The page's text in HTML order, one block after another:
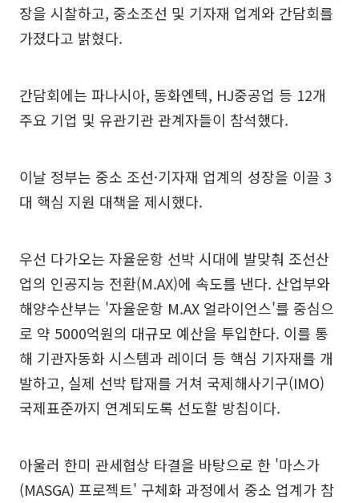
장을 시찰하고, 중소조선 및 기자재 업계와 간담회를
가졌다고 밝혔다.
간담회에는 파나시아, 동화엔텍, HJ중공업 등 12개
주요 기업 및 유관기관 관계자들이 참석했다.
이날 정부는 중소 조선·기자재 업계의 성장을 이끌 3
대 핵심 지원 대책을 제시했다.
우선 다가오는 자율운항 선박 시대에 발맞춰 조선산
업의 인공지능 전환(M.AX)에 속도를 낸다. 산업부와
해양수산부는 '자율운항 M.AX 얼라이언스'를 중심으
로 약 5000억원의 대규모 예산을 투입한다. 이를 통
해 기관자동화 시스템과 레이더 등 핵심 기자재를 개
발하고, 실제 선박 탑재를 거쳐 국제해사기구(IMO)
국제표준까지 연계되도록 선도할 방침이다.
아울러 한미 관세협상 타결을 바탕으로 한 '마스가
(MASGA) 프로젝트' 구체화 과정에서 중소 업계가 참